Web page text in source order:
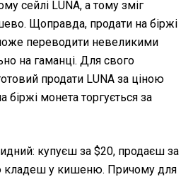
сейлі LUNA, а тому зміг
Щоправда, продати на біржі
переводити невеликими
на гаманці. Для свого
продати LUNA за ціною
біржі монета торгується за
купуєш за $20, продаєш за
кладеш у кишеню. Причому для